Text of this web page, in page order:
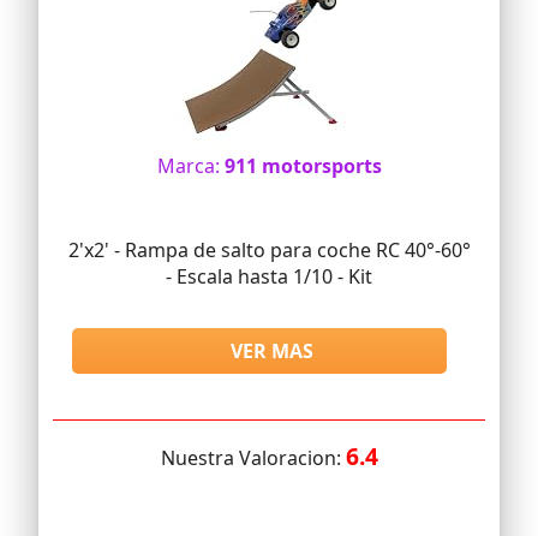
Marca: 911 motorsports
2'x2' - Rampa de salto para coche RC 40°-60°
- Escala hasta 1/10 - Kit
VER MAS
Nuestra Valoracion: 6.4